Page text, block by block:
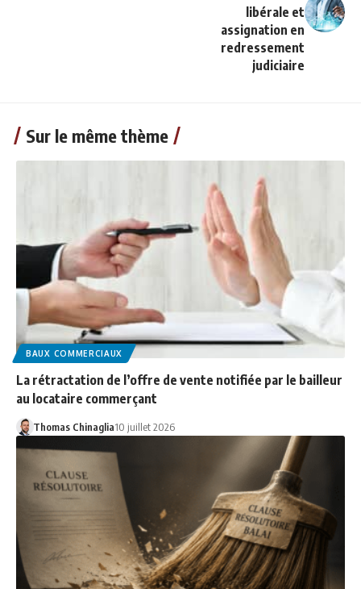
libérale et
assignation en
redressement
judiciaire
Sur le même thème
BAUX COMMERCIAUX
La rétractation de l’offre de vente notifiée par le bailleur
au locataire commerçant
Thomas Chinaglia10 juillet 2026